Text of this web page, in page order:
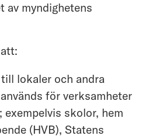
av myndighetens
lokaler och andra
för verksamheter
exempelvis skolor, hem
(HVB), Statens